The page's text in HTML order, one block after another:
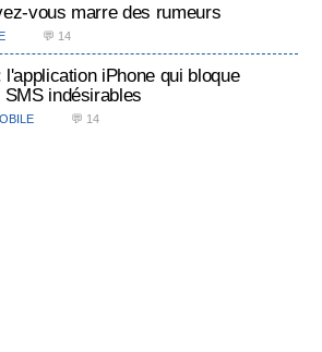
vous marre des rumeurs
💬 14
iPhone qui bloque
indésirables
💬 14